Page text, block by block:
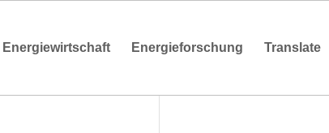
Energiewirtschaft Energieforschung Translate